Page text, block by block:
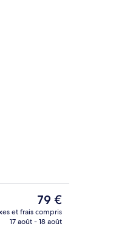
Le
prix
actuel
79 €
et frais compris
17 août - 18 août